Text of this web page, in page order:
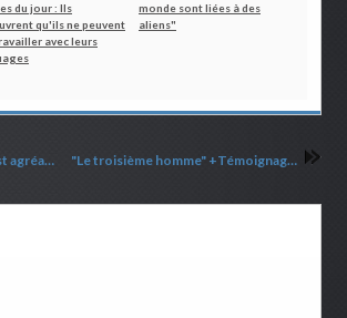
du jour : Ils
qu'ils ne peuvent
avec leurs
monde sont liées à des
aliens"
Il ne m'a pas laissé seul, parce que je fais toujours ce qui lui est agréable "Le troisième homme" +Témoignages